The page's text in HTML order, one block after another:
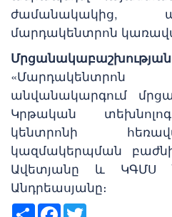
ժամանակակից,
մարդակենտրոն
«Մարդակենտրոն
անվանակարգում
Կրթական
կենտրոնի
կազմակերպման
Ավետյանը և ԿԳՄՍ
Անդրեասյանը։
Share Facebook